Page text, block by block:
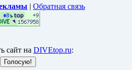
| Обратная связь
сайт на DIVEtop.ru: